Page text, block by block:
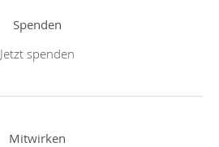
Spenden
Jetzt spenden
Mitwirken